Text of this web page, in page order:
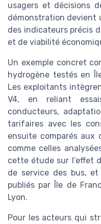
usagers et décisions
démonstration devient
des indicateurs précis
et de viabilité
Un exemple concret
hydrogène testés en
Les exploitants
V4, en reliant
conducteurs,
tarifaires avec les
ensuite comparés aux
comme celles
cette étude sur l’effet
de service des bus,
publiés par Île de
Lyon.
Pour les acteurs qui